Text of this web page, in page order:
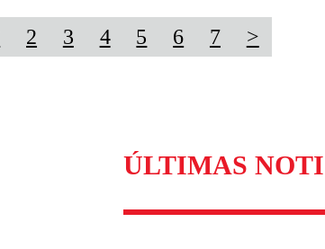
2 3 4 5 6 7 >
ÚLTIMAS